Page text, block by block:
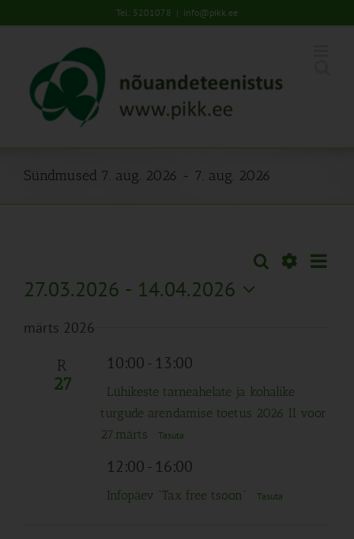
to
Tel: 5201078 | info@pikk.ee
Sündmused 7. aug. 2026 - 7. aug. 2026
Sündmused
Search
Otsi
27.03.2026 - 14.04.2026
kuupäev.
märts 2026
R
27
10:00- 13:00
Lühikeste tarneahelate ja kohalike
turgude arendamise toetus 2026 II voor
27.märts
Tasuta
12:00- 16:00
Infopäev “Tax free tsoon” Tasuta